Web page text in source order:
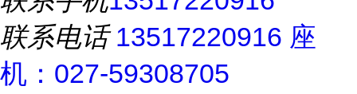
联系电话13517220916 座
机：027-59308705